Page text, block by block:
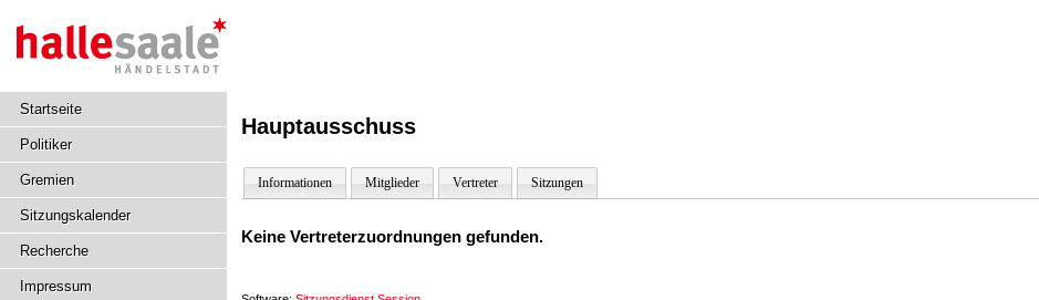
Startseite
Politiker
Gremien
Sitzungskalender
Recherche
Impressum
Hauptausschuss
Informationen Mitglieder Vertreter Sitzungen
Keine Vertreterzuordnungen gefunden.